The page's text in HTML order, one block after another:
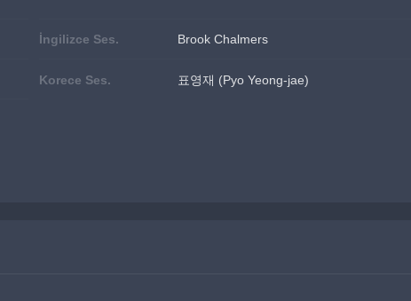
İngilizce Ses. Brook Chalmers
Korece Ses. 표영재 (Pyo Yeong-jae)